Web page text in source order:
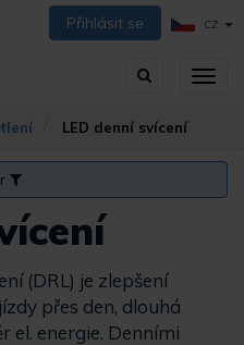
Přihlásit se CZ
Vyhledávání
LED denní svícení
(DRL) je zlepšení
přes den, dlouhá
el. energie. Denními